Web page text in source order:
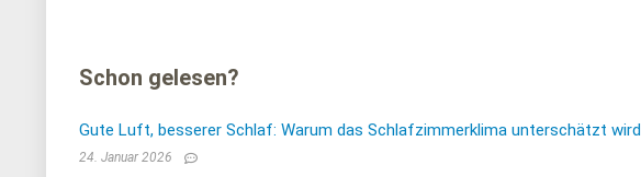
Schon gelesen?
Gute Luft, besserer Schlaf: Warum das Schlafzimmerklima unterschätzt wird
24. Januar 2026